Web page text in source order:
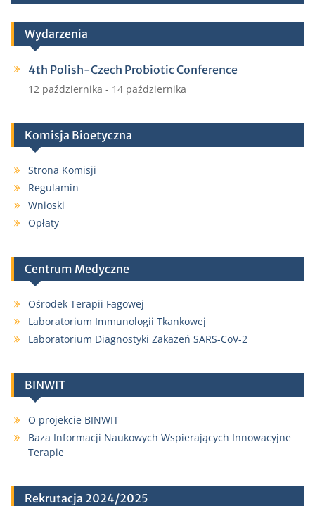
po
wpisach
Wydarzenia
4th Polish-Czech Probiotic Conference
12 października - 14 października
Komisja Bioetyczna
Strona Komisji
Regulamin
Wnioski
Opłaty
Centrum Medyczne
Ośrodek Terapii Fagowej
Laboratorium Immunologii Tkankowej
Laboratorium Diagnostyki Zakażeń SARS-CoV-2
BINWIT
O projekcie BINWIT
Baza Informacji Naukowych Wspierających Innowacyjne
Terapie
Rekrutacja 2024/2025